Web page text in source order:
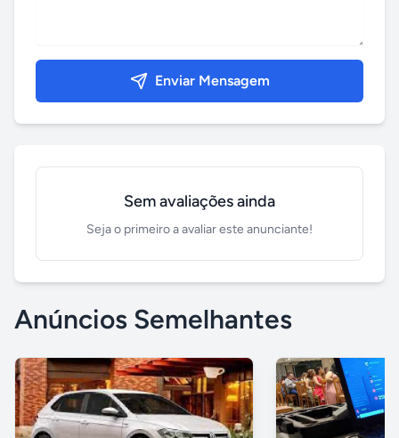
Enviar Mensagem
Sem avaliações ainda
Seja o primeiro a avaliar este anunciante!
Anúncios Semelhantes